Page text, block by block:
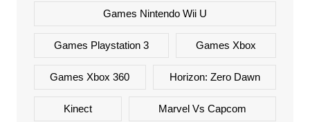
Games Nintendo Wii U
Games Playstation 3 Games Xbox
Games Xbox 360 Horizon: Zero Dawn
Kinect Marvel Vs Capcom